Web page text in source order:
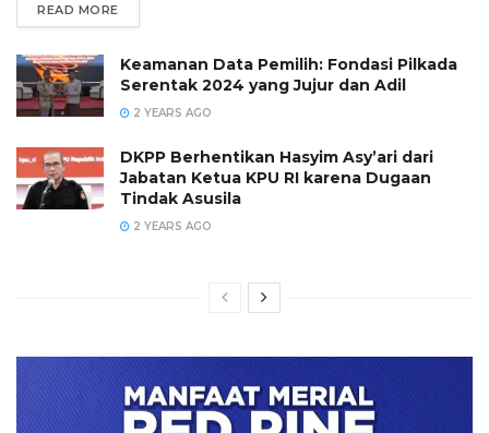
READ MORE
Keamanan Data Pemilih: Fondasi Pilkada
Serentak 2024 yang Jujur dan Adil
2 YEARS AGO
DKPP Berhentikan Hasyim Asy’ari dari
Jabatan Ketua KPU RI karena Dugaan
Tindak Asusila
2 YEARS AGO